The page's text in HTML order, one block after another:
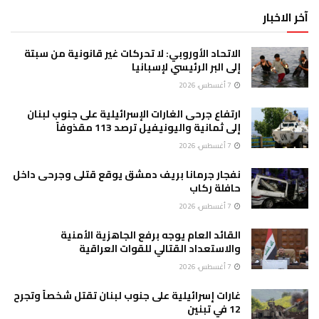
آخر الاخبار
الاتحاد الأوروبي: لا تحركات غير قانونية من سبتة
إلى البر الرئيسي لإسبانيا
ارتفاع جرحى الغارات الإسرائيلية على جنوب لبنان
إلى ثمانية واليونيفيل ترصد 113 مقذوفاً
نفجار جرمانا بريف دمشق يوقع قتلى وجرحى داخل
حافلة ركاب
القائد العام يوجه برفع الجاهزية الأمنية
والاستعداد القتالي للقوات العراقية
غارات إسرائيلية على جنوب لبنان تقتل شخصاً وتجرح
12 في تبنين